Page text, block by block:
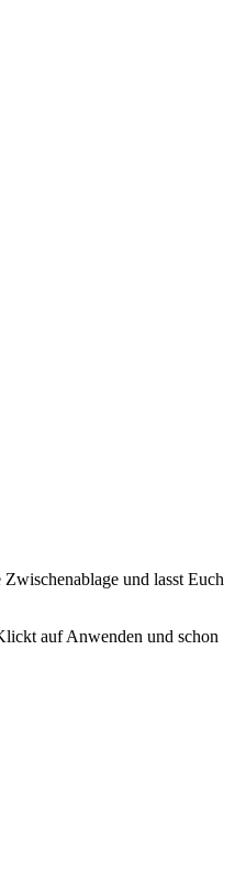
und lasst Euch
auf Anwenden und schon